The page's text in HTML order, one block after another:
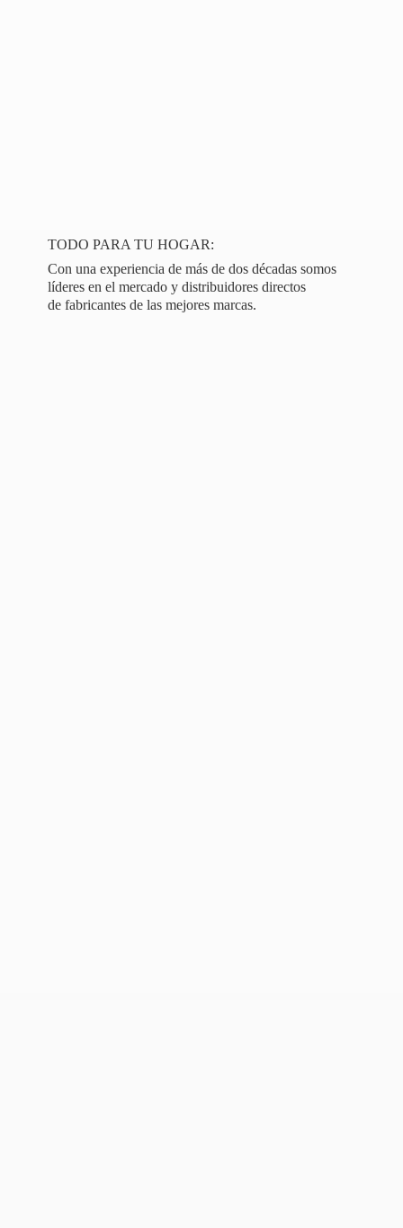
TODO PARA TU HOGAR:
Con una experiencia de más de dos décadas somos
líderes en el mercado y distribuidores directos
de fabricantes de las mejores marcas.